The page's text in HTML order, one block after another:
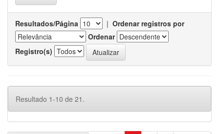
Resultados/Página | Ordenar registros por
Ordenar
Registro(s)
Resultado 1-10 de 21.